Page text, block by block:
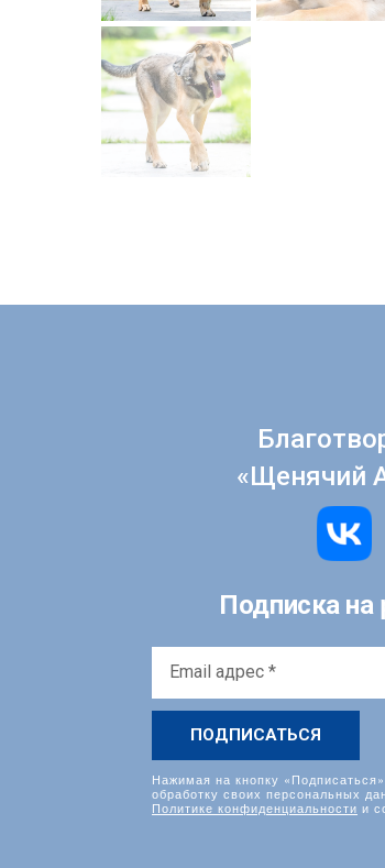
«Щенячий
Подписка на
Email
адрес
*
Нажимая на кнопку
обработку своих персональных
Политике конфиденциальности и